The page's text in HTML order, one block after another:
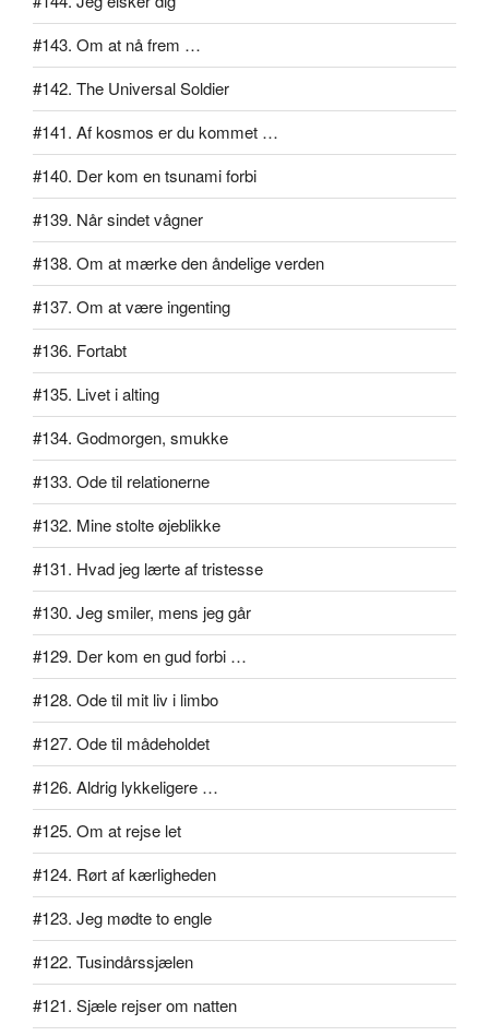
#143. Om at nå frem …
#142. The Universal Soldier
#141. Af kosmos er du kommet …
#140. Der kom en tsunami forbi
#139. Når sindet vågner
#138. Om at mærke den åndelige verden
#137. Om at være ingenting
#136. Fortabt
#135. Livet i alting
#134. Godmorgen, smukke
#133. Ode til relationerne
#132. Mine stolte øjeblikke
#131. Hvad jeg lærte af tristesse
#130. Jeg smiler, mens jeg går
#129. Der kom en gud forbi …
#128. Ode til mit liv i limbo
#127. Ode til mådeholdet
#126. Aldrig lykkeligere …
#125. Om at rejse let
#124. Rørt af kærligheden
#123. Jeg mødte to engle
#122. Tusindårssjælen
#121. Sjæle rejser om natten